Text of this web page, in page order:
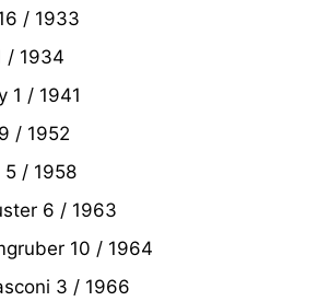
/ 1933
/ 1934
1 / 1941
/ 1952
5 / 1958
6 / 1963
10 / 1964
3 / 1966